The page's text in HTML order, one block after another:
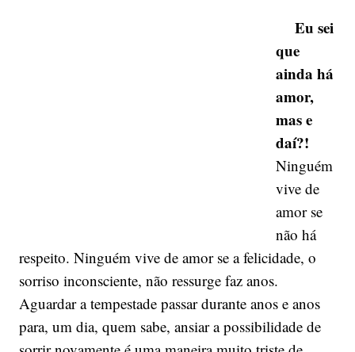
Eu sei
que
ainda há
amor,
mas e
daí?!
Ninguém
vive de
amor se
não há
respeito. Ninguém vive de amor se a felicidade, o
sorriso inconsciente, não ressurge faz anos.
Aguardar a tempestade passar durante anos e anos
para, um dia, quem sabe, ansiar a possibilidade de